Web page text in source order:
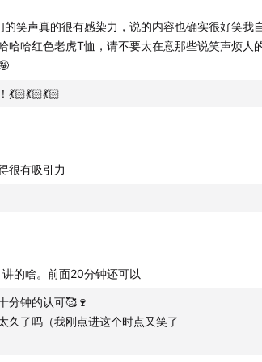
的笑声真的很有感染力，说的内容也确实很好笑我
哈哈红色老虎T恤，请不要太在意那些说笑声烦人
很有吸引力
的啥。前面20分钟还可以
分钟的认可🥰🍷
久了吗（我刚点进这个时点又笑了